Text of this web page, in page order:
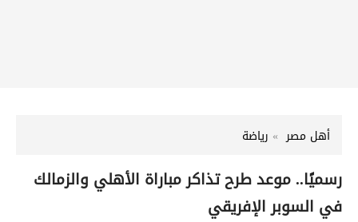
أهل مصر رياضة
رسميًا.. موعد طرح تذاكر مباراة الأهلي والزمالك
في السوبر الإفريقي